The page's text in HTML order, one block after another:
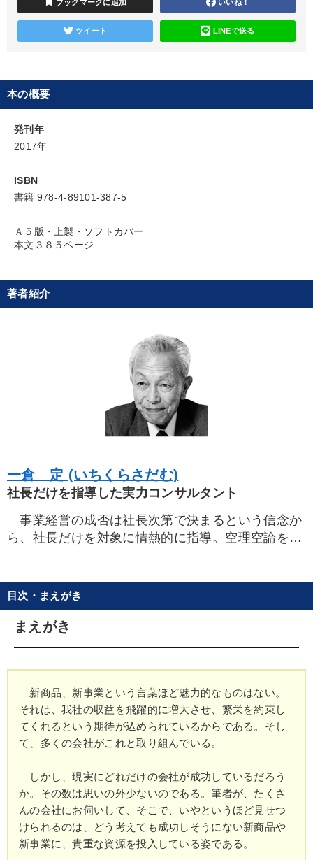
bookmark ブックマークに追加 いいね！
ツイート LINEで送る
本の概要
発刊年
2017年
ISBN
書籍 978-4-89101-387-5
Ａ５版・上製・ソフトカバー
本文３８５ページ
著者紹介
一倉 定 (いちくらさだむ)
社長だけを指導した実力コンサルタント
事業経営の成否は社長次第で決まるという信念か
ら、社長だけを対象に情熱的に指導。空理空論を嫌
チョークを投げつける厳しさの反面、誰でも敬遠し
たがる倒産寸前の会社を建て直すために、社長とと
もに幾夜にもわたって眠れない血の出るような苦労
ぎ、「社長の教祖」と呼ばれる。指導した会社は大
中小５０００社に及ぶ。一九九九年逝去。
門下生に、
ドトールコーヒー創業者・鳥羽博道氏、
トステム創業者・潮田健次郎氏
エフピコ創業者・小松安弘氏、
など、錚々たる経営者が名を連ねる。
社長学シリーズは、一倉氏がまさに人生を賭して
目次・まえがき
まえがき
新商品、新事業という言葉ほど魅力的なものはない。
それは、我社の収益を飛躍的に増大させ、繁栄を約束し
てくれるという期待が込められているからである。そし
て、多くの会社がこれと取り組んでいる。
しかし、現実にどれだけの会社が成功しているだろう
か。その数は思いの外少ないのである。筆者が、たくさ
んの会社にお伺いして、そこで、いやというほど見せつ
けられるのは、どう考えても成功しそうにない新商品や
新事業に、貴重な資源を投入している姿である。